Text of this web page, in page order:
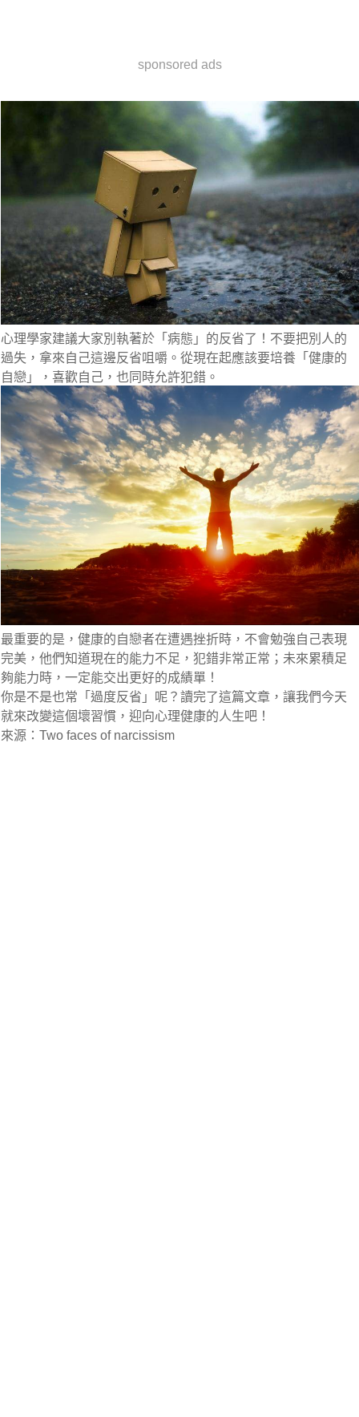
sponsored ads
心理學家建議大家別執著於「病態」的反省了！不要把別人的
過失，拿來自己這邊反省咀嚼。從現在起應該要培養「健康的
自戀」，喜歡自己，也同時允許犯錯。
最重要的是，健康的自戀者在遭遇挫折時，不會勉強自己表現
完美，他們知道現在的能力不足，犯錯非常正常；未來累積足
夠能力時，一定能交出更好的成績單！
你是不是也常「過度反省」呢？讀完了這篇文章，讓我們今天
就來改變這個壞習慣，迎向心理健康的人生吧！
來源：Two faces of narcissism